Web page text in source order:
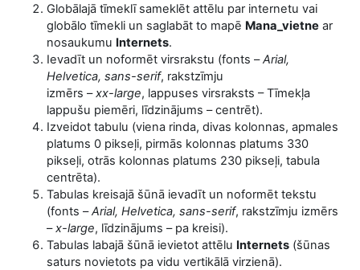
Globālajā tīmeklī sameklēt attēlu par internetu vai
globālo tīmekli un saglabāt to mapē Mana_vietne ar
nosaukumu Internets.
Ievadīt un noformēt virsrakstu (fonts –Arial,
Helvetica, sans-serif, rakstzīmju
izmērs –xx-large, lappuses virsraksts – Tīmekļa
lappušu piemēri, līdzinājums – centrēt).
Izveidot tabulu (viena rinda, divas kolonnas, apmales
platums 0 pikseļi, pirmās kolonnas platums 330
pikseļi, otrās kolonnas platums 230 pikseļi, tabula
centrēta).
Tabulas kreisajā šūnā ievadīt un noformēt tekstu
(fonts –Arial, Helvetica, sans-serif, rakstzīmju izmērs
–x-large, līdzinājums – pa kreisi).
Tabulas labajā šūnā ievietot attēlu Internets (šūnas
saturs novietots pa vidu vertikālā virzienā).